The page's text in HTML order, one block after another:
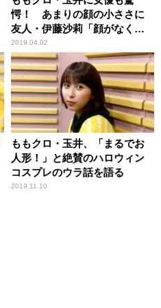
愕！ あまりの顔の小ささに
友人・伊藤沙莉「顔がなくな
っちゃいそう！」
2019.04.02
ももクロ・玉井、「まるでお
人形！」と絶賛のハロウィン
コスプレのウラ話を語る
2019.11.10